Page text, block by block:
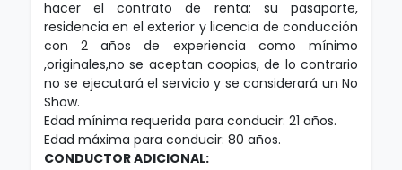
hacer el contrato de renta: su pasaporte,
residencia en el exterior y licencia de conducción
con 2 años de experiencia como mínimo
,originales,no se aceptan coopias, de lo contrario
no se ejecutará el servicio y se considerará un No
Show.
Edad mínima requerida para conducir: 21 años.
Edad máxima para conducir: 80 años.
CONDUCTOR ADICIONAL: